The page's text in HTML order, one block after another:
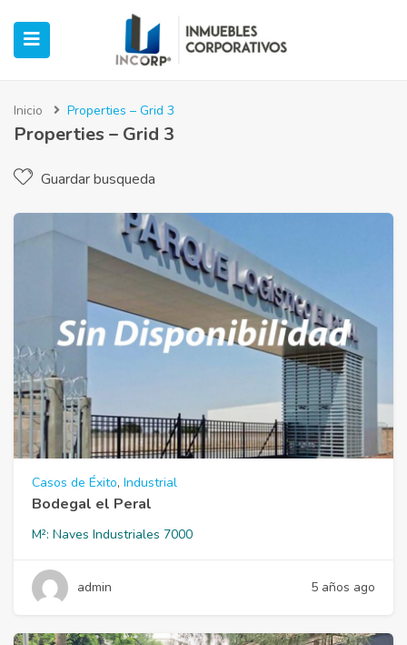
(Retail)
(Casos de Éxito)
Inicio Properties – Grid 3
Properties – Grid 3
Guardar busqueda
Casos de Éxito, Industrial
Bodegal el Peral
M²: Naves Industriales 7000
admin 5 años ago